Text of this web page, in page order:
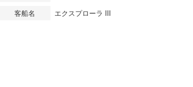
客船名
エクスプローラ III